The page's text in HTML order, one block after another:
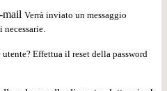
mail Verrà inviato un messaggio
Effettua il reset della password